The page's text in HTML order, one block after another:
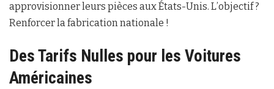
approvisionner leurs pièces aux États-Unis. L’objectif ?
Renforcer la fabrication nationale !
Des Tarifs Nulles pour les Voitures
Américaines